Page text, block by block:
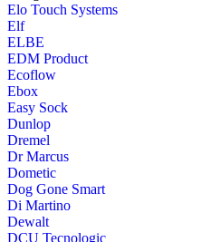
Elo Touch Systems
Elf
ELBE
EDM Product
Ecoflow
Ebox
Easy Sock
Dunlop
Dremel
Dr Marcus
Dometic
Dog Gone Smart
Di Martino
Dewalt
DCU Tecnologic